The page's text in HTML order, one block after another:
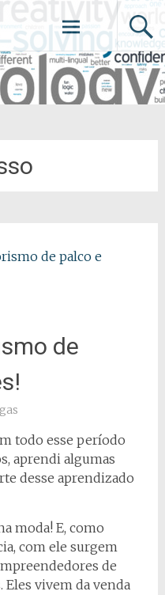
de
todo esse período
aprendi algumas
desse aprendizado
moda! E, como
com ele surgem
de
Eles vivem da venda